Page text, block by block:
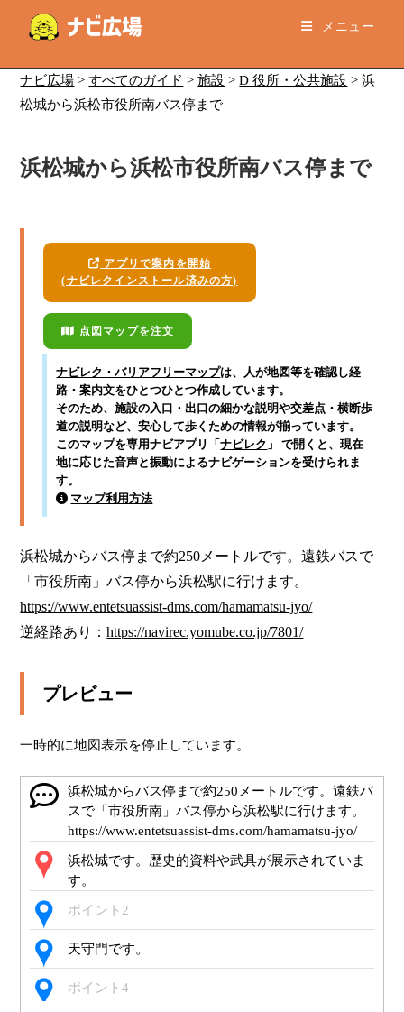
メニュー
ナビ広場 >すべてのガイド >施設 >D 役所・公共施設 >浜
松城から浜松市役所南バス停まで
浜松城から浜松市役所南バス停まで
アプリで案内を開始
(ナビレクインストール済みの方)
点図マップを注文
ナビレク・バリアフリーマップは、人が地図等を確認し経
路・案内文をひとつひとつ作成しています。
そのため、施設の入口・出口の細かな説明や交差点・横断歩
道の説明など、安心して歩くための情報が揃っています。
このマップを専用ナビアプリ「ナビレク 」 で開くと、現在
地に応じた音声と振動によるナビゲーションを受けられま
す。
マップ利用方法
浜松城からバス停まで約250メートルです。遠鉄バスで
https://www.entetsuassist-dms.com/hamamatsu-jyo/
逆経路あり：https://navirec.yomube.co.jp/7801/
プレビュー
一時的に地図表示を停止しています。
浜松城からバス停まで約250メートルです。遠鉄バ
スで「市役所南」バス停から浜松駅に行けます。
https://www.entetsuassist-dms.com/hamamatsu-jyo/
浜松城です。歴史的資料や武具が展示されていま
す。
ポイント2
天守門です。
ポイント4